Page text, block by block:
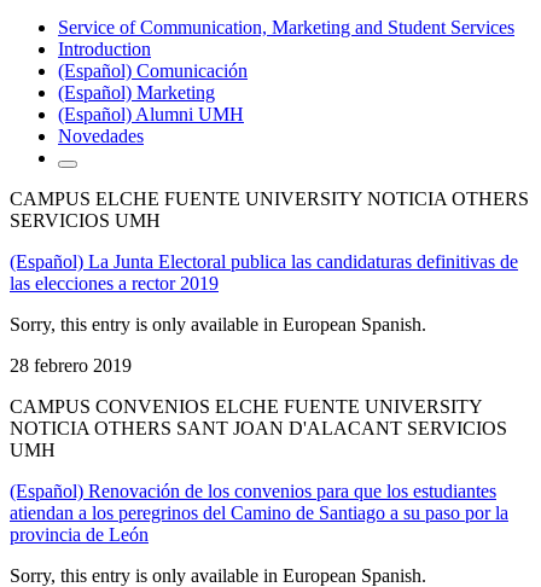
Service of Communication, Marketing and Student Services
Introduction
(Español) Comunicación
(Español) Marketing
(Español) Alumni UMH
Novedades
CAMPUS ELCHE FUENTE UNIVERSITY NOTICIA OTHERS
SERVICIOS UMH
(Español) La Junta Electoral publica las candidaturas definitivas de
las elecciones a rector 2019
Sorry, this entry is only available in European Spanish.
28 febrero 2019
CAMPUS CONVENIOS ELCHE FUENTE UNIVERSITY
NOTICIA OTHERS SANT JOAN D'ALACANT SERVICIOS
UMH
(Español) Renovación de los convenios para que los estudiantes
atiendan a los peregrinos del Camino de Santiago a su paso por la
provincia de León
Sorry, this entry is only available in European Spanish.